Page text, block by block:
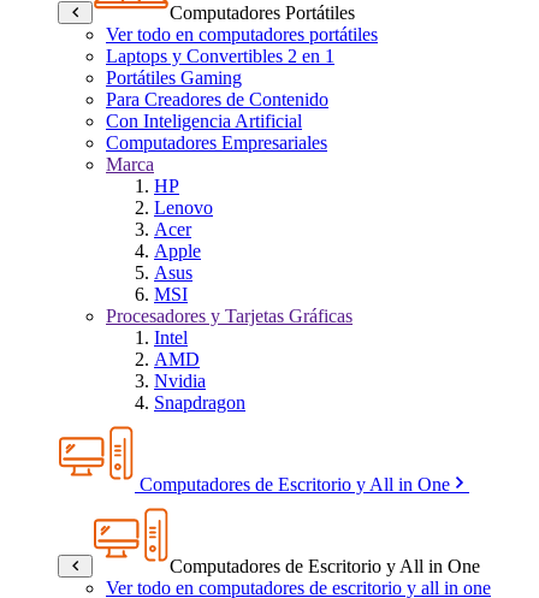
Computadores Portátiles
Ver todo en computadores portátiles
Laptops y Convertibles 2 en 1
Portátiles Gaming
Para Creadores de Contenido
Con Inteligencia Artificial
Computadores Empresariales
Marca
HP
Lenovo
Acer
Apple
Asus
MSI
Procesadores y Tarjetas Gráficas
Intel
AMD
Nvidia
Snapdragon
Computadores de Escritorio y All in One
Computadores de Escritorio y All in One
Ver todo en computadores de escritorio y all in one